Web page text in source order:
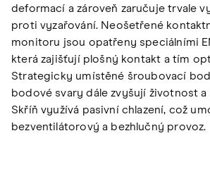
deformací a zároveň zaručuje trvale
proti vyzařování. Neošetřené
monitoru jsou opatřeny speciálními
která zajišťují plošný kontakt a tím
Strategicky umístěné šroubovací
bodové svary dále zvyšují životnost
Skříň využívá pasivní chlazení, což
bezventilátorový a bezhlučný provoz.